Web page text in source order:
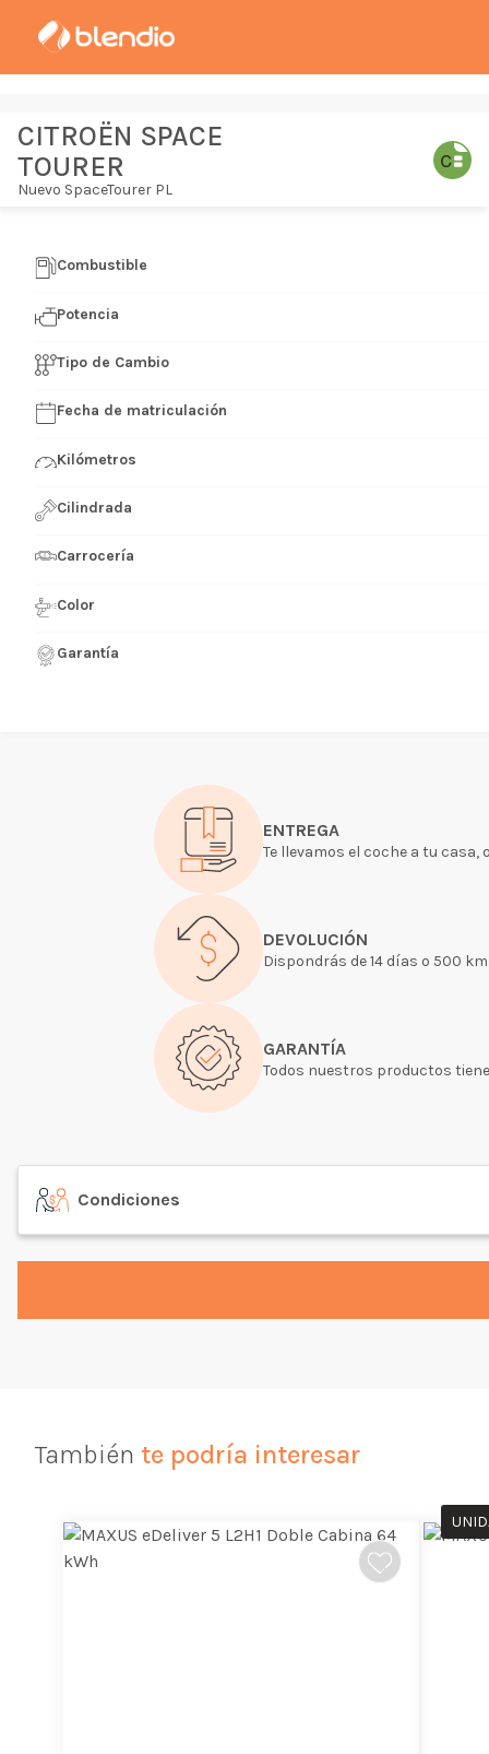
CITROËN SPACE
TOURER
Nuevo SpaceTourer PL
ENTREGA
Te llevamos el coche a tu casa,
DEVOLUCIÓN
Dispondrás de 14 días o 500
GARANTÍA
Todos nuestros productos
Condiciones
Combustible
Potencia
Tipo de Cambio
Fecha de matriculación
Kilómetros
Cilindrada
Carrocería
Color
Garantía
También te podría interesar